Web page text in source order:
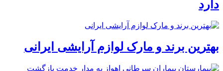
دارد
بهترین برند و مارک لوازم آرایشی ایرانی